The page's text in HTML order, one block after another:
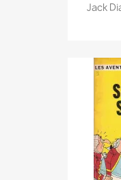
Jack